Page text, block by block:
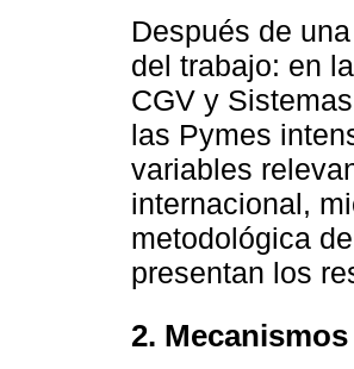
Después de
del trabajo: en
CGV y
las Pymes
variables
internacional,
metodológica
presentan los
2.